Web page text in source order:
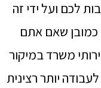
לכם ועל ידי זה
שאם אתם
משרד במיקור
יותר רצינית